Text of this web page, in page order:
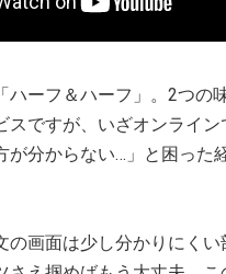
ハーフ＆ハーフ」。2つの
スですが、いざオンライン
が分からない…」と困った
の画面は少し分かりにくい